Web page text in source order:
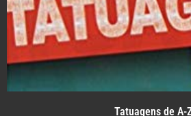
Tatuagens de A-